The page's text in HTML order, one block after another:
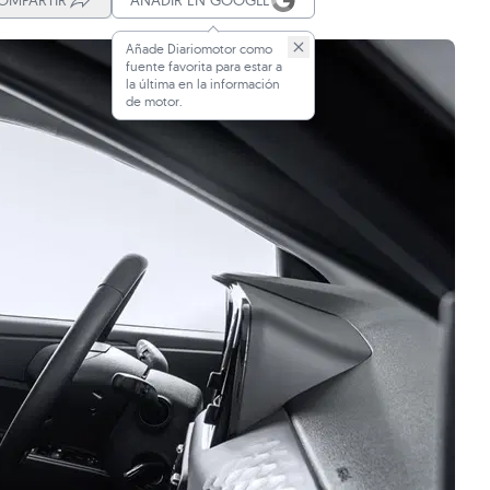
Añade Diariomotor como
fuente favorita para estar a
la última en la información
de motor.